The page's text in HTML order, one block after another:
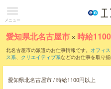
メニュー
愛知県北名古屋市 × 時給
北名古屋市の派遣のお仕事情報です。 オフィ
ス系、 クリエイティブ系などのお仕事を取り揃
時給1150円以上・1800円以上の求人はこちら
当サイトでは法令を遵守し、最低賃金以上の
愛知県北名古屋市 / 時給1100円以上